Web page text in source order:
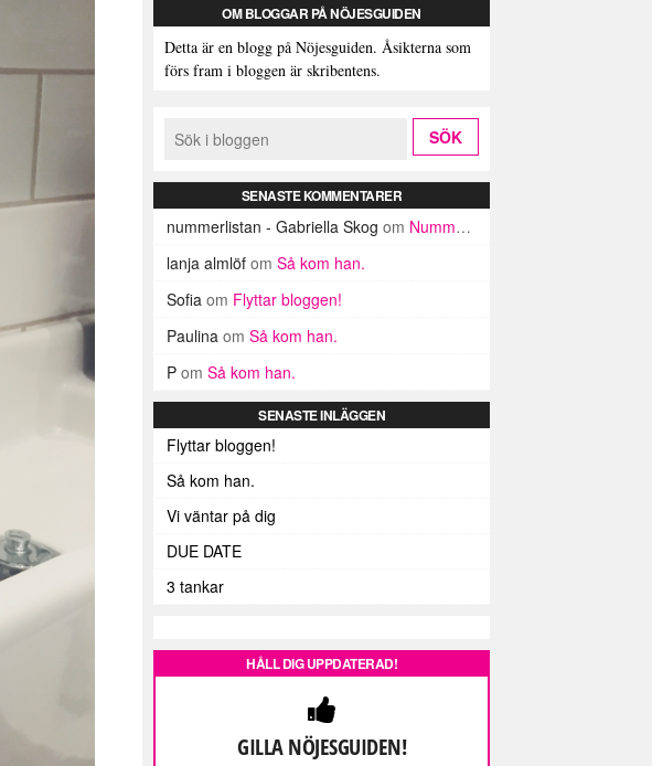
OM BLOGGAR PÅ NÖJESGUIDEN
Detta är en blogg på Nöjesguiden. Åsikterna som
förs fram i bloggen är skribentens.
SENASTE KOMMENTARER
nummerlistan - Gabriella Skog om Nummerlistan
lanja almlöf om Så kom han.
Sofia om Flyttar bloggen!
Paulina om Så kom han.
P om Så kom han.
SENASTE INLÄGGEN
Flyttar bloggen!
Så kom han.
Vi väntar på dig
DUE DATE
3 tankar
HÅLL DIG UPPDATERAD!
GILLA NÖJESGUIDEN!